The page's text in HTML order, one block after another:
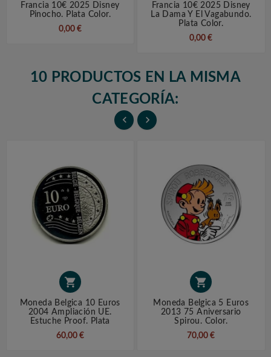
Francia 10€ 2025 Disney
Pinocho. Plata Color.
0,00 €
Francia 10€ 2025 Disney
La Dama Y El Vagabundo.
Plata Color.
0,00 €
10 PRODUCTOS EN LA MISMA
CATEGORÍA:
 

Moneda Belgica 10 Euros
2004 Ampliación UE.
Estuche Proof. Plata
60,00 €

Moneda Belgica 5 Euros
2013 75 Aniversario
Spirou. Color.
70,00 €